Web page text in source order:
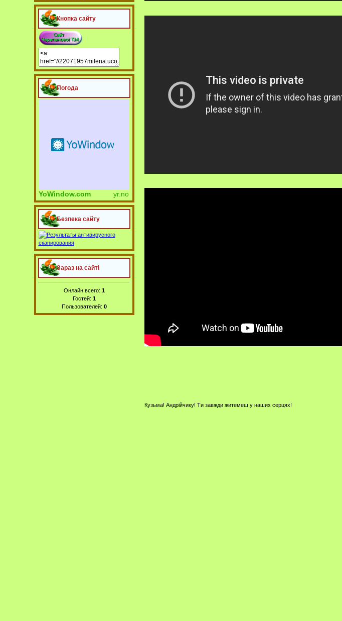
Кнопка сайту
Погода
YoWindow.com yr.no
Безпека сайту
Зараз на сайті
Онлайн всего: 1
Гостей: 1
Пользователей: 0
Кузьма! Андрійчику! Ти завжди житемеш у наших серцях!